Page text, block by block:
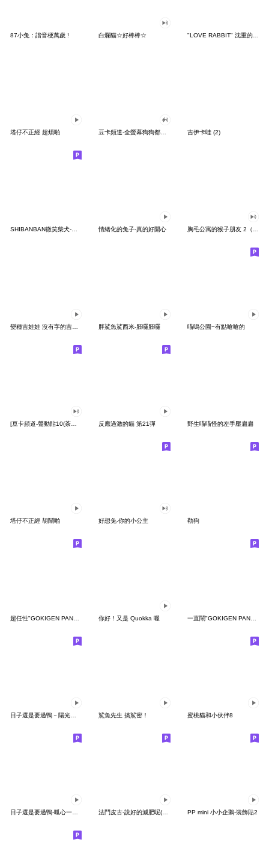
87小兔：諧音梗萬歲 ! 白爛貓☆好棒棒☆ "LOVE RABBIT" 沈重的愛 台灣版
塔仔不正經 超煩啪 吉伊卡哇 (2)
SHIBANBAN微笑柴犬-廢柴寶寶日常 情緒化的兔子-真的好開心 胸毛公寓的猴子朋友 2（有聲動態）
胖鯊魚鯊西米-胚囉胚囉 喵嗚公園−有點嗆嗆的
反應過激的貓 第21彈 野生喵喵怪的左手壓扁扁
塔仔不正經 胡鬧啪 好想兔-你的小公主 勒狗
你好！又是 Quokka 喔 一直鬧"GOKIGEN PANDA" 台灣版
鯊魚先生 搞鯊密！ 蜜桃貓和小伙伴8
日子還是要過鴨-呱心一下鴨 法鬥皮古-說好的減肥呢(第15彈) PP mini 小小企鵝-裝飾貼2